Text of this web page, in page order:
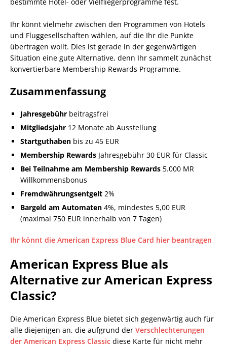
Ihr könnt vielmehr zwischen den Programmen von Hotels
und Fluggesellschaften wählen, auf die Ihr die Punkte
übertragen wollt. Dies ist gerade in der gegenwärtigen
Situation eine gute Alternative, denn Ihr sammelt zunächst
konvertierbare Membership Rewards Programme.
Zusammenfassung
Jahresgebühr beitragsfrei
Mitgliedsjahr 12 Monate ab Ausstellung
Startguthaben bis zu 45 EUR
Membership Rewards Jahresgebühr 30 EUR für Classic
Bei Teilnahme am Membership Rewards 5.000 MR
Willkommensbonus
Fremdwährungsentgelt 2%
Bargeld am Automaten 4%, mindestes 5,00 EUR
(maximal 750 EUR innerhalb von 7 Tagen)
Ihr könnt die American Express Blue Card hier beantragen
American Express Blue als
Alternative zur American Express
Classic?
Die American Express Blue bietet sich gegenwärtig auch für
alle diejenigen an, die aufgrund der Verschlechterungen
der American Express Classic diese Karte für nicht mehr